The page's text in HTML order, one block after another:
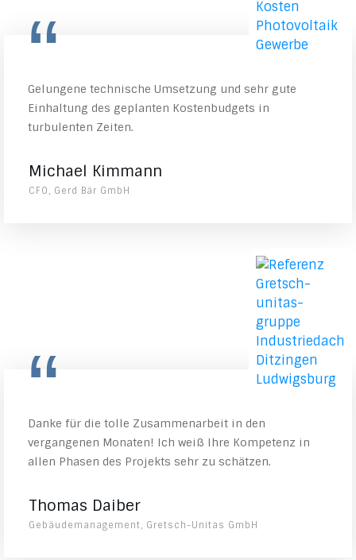
“
Gelungene technische Umsetzung und sehr gute
Einhaltung des geplanten Kostenbudgets in
turbulenten Zeiten.
Michael Kimmann
CFO, Gerd Bär GmbH
“
Danke für die tolle Zusammenarbeit in den
vergangenen Monaten! Ich weiß Ihre Kompetenz in
allen Phasen des Projekts sehr zu schätzen.
Thomas Daiber
Gebäudemanagement, Gretsch-Unitas GmbH